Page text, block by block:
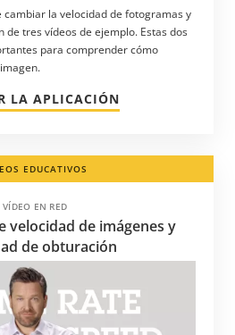
cambiar la velocidad de fotogramas y
de tres vídeos de ejemplo. Estas dos
para comprender cómo
LA APLICACIÓN
EDUCATIVOS
VÍDEO EN RED
velocidad de imágenes y
de obturación